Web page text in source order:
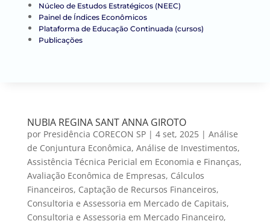
Núcleo de Estudos Estratégicos (NEEC)
Painel de Índices Econômicos
Plataforma de Educação Continuada (cursos)
Publicações
NUBIA REGINA SANT ANNA GIROTO
por Presidência CORECON SP| 4 set, 2025| Análise
de Conjuntura Econômica, Análise de Investimentos,
Assistência Técnica Pericial em Economia e Finanças,
Avaliação Econômica de Empresas, Cálculos
Financeiros, Captação de Recursos Financeiros,
Consultoria e Assessoria em Mercado de Capitais,
Consultoria e Assessoria em Mercado Financeiro,